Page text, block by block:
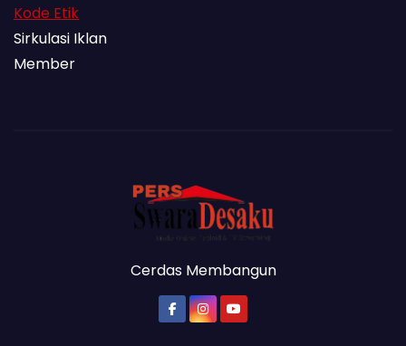
Kode Etik
Sirkulasi Iklan
Member
Cerdas Membangun